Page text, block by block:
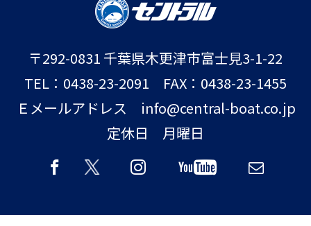
〒292-0831 千葉県木更津市富士見3-1-22
TEL：0438-23-2091 FAX：0438-23-1455
Ｅメールアドレス info@central-boat.co.jp
定休日 月曜日